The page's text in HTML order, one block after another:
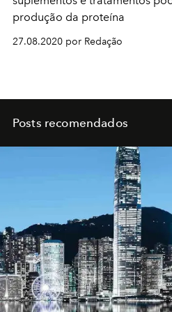
produção da proteína
27.08.2020 por Redação
Posts recomendados